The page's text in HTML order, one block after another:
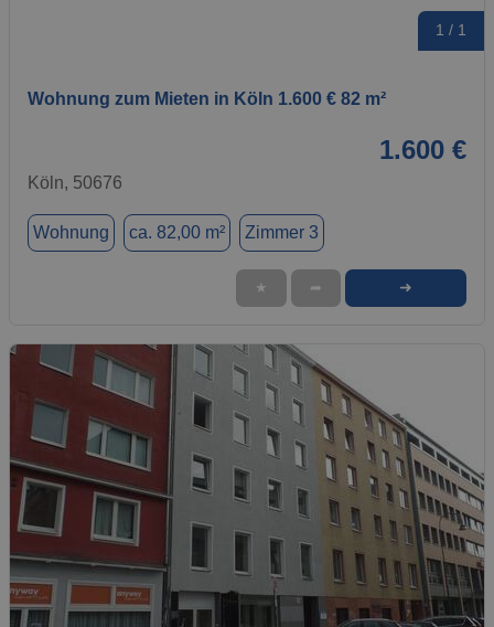
1 / 1
Wohnung zum Mieten in Köln 1.600 € 82 m²
1.600 €
Köln, 50676
Wohnung ca. 82,00 m² Zimmer 3
★ ➦ ➜